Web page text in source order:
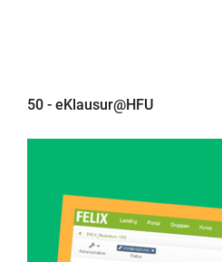
50 - eKlausur@HFU